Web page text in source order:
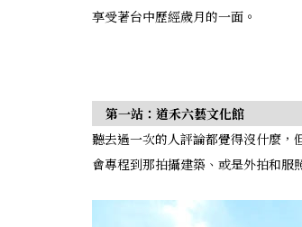
享受著台中歷經歲月的一面。
第一站：道禾六藝文化館
聽去過一次的人評論都覺得沒什麼，
會專程到那拍攝建築、或是外拍和服